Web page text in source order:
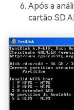
Após a
cartão SD